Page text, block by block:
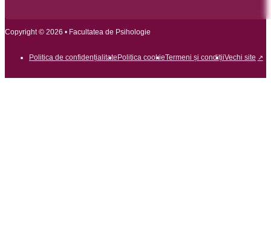
Copyright © 2026 • Facultatea de Psihologie
Politica de confidențialitate Politica cookieTermeni și condițiiVechi site